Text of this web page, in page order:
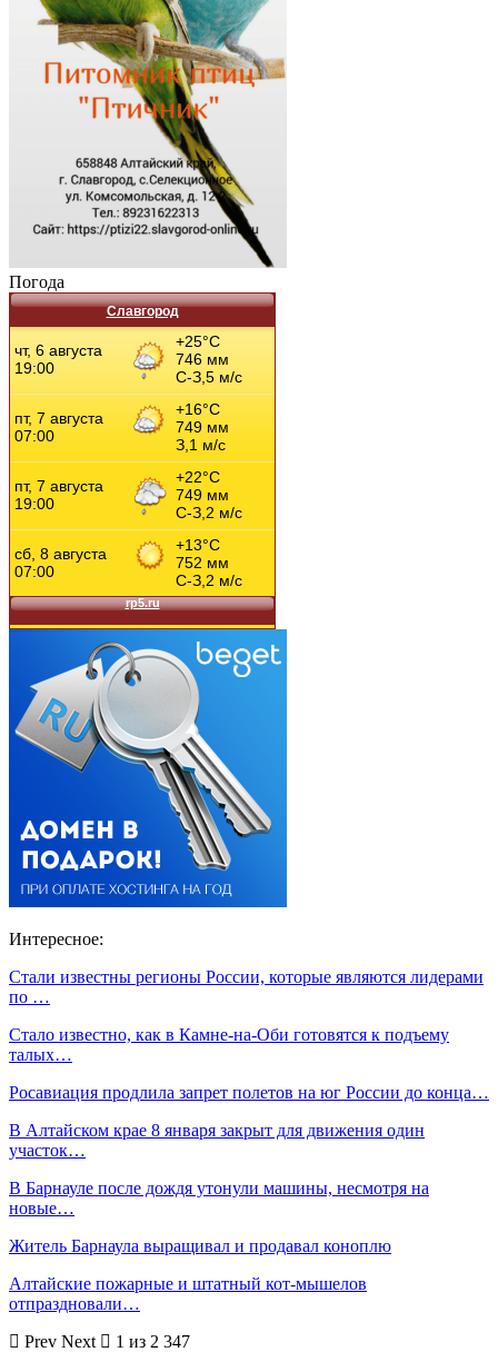
Погода
Славгород
Интересное:
Стали известны регионы России, которые являются лидерами
по …
Стало известно, как в Камне-на-Оби готовятся к подъему
талых…
Росавиация продлила запрет полетов на юг России до конца…
В Алтайском крае 8 января закрыт для движения один
участок…
В Барнауле после дождя утонули машины, несмотря на
новые…
Житель Барнаула выращивал и продавал коноплю
Алтайские пожарные и штатный кот-мышелов
отпраздновали…
Prev Next
1 из 2 347